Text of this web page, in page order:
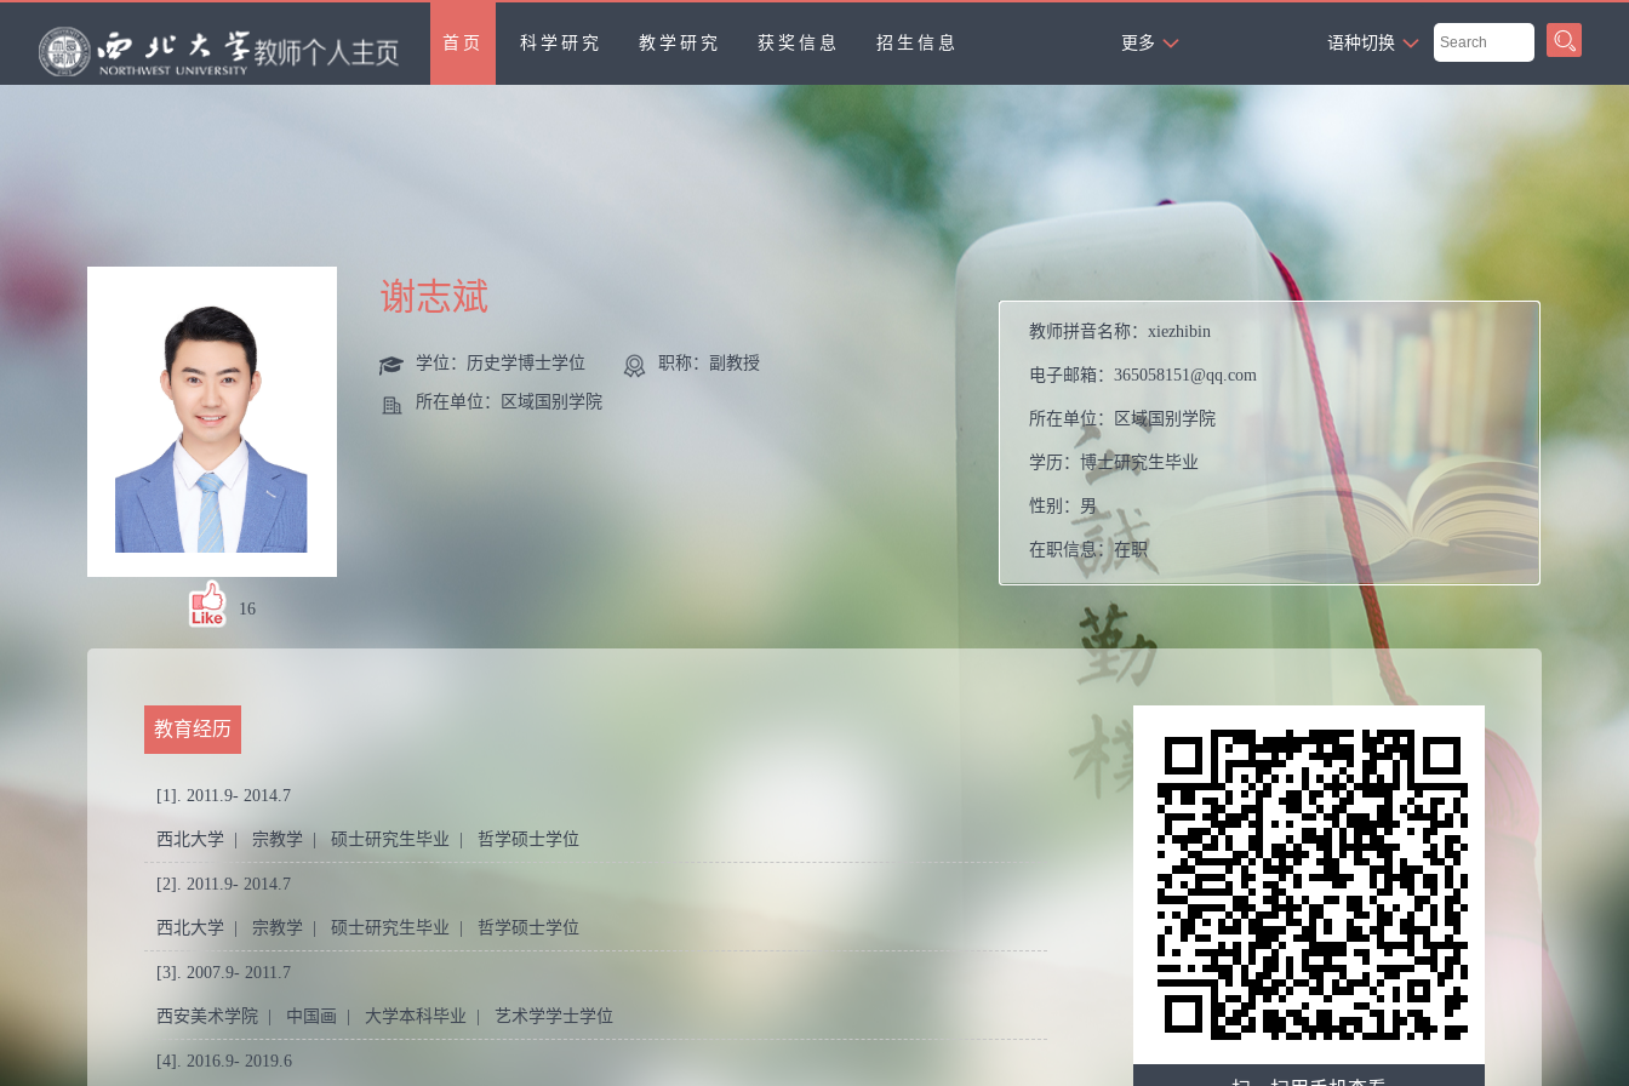
首页 科学研究 教学研究 获奖信息 招生信息 更多
语种切换
16
谢志斌
学位：历史学博士学位 职称：副教授
所在单位：区域国别学院
教师拼音名称： xiezhibin
电子邮箱： 365058151@qq.com
所在单位： 区域国别学院
学历： 博士研究生毕业
性别： 男
在职信息： 在职
西北大学中东研究所副教授，南亚研究中心、佛教研究
所兼职研究员
其他任职：《南亚史研究》执行编辑
毕业院校： 西北大学
硕士生导师
教育经历
[1]. 2011.9- 2014.7
西北大学 | 宗教学 | 硕士研究生毕业 | 哲学硕士学位
[2]. 2011.9- 2014.7
西北大学 | 宗教学 | 硕士研究生毕业 | 哲学硕士学位
[3]. 2007.9- 2011.7
西安美术学院 | 中国画 | 大学本科毕业 | 艺术学学士学位
[4]. 2016.9- 2019.6